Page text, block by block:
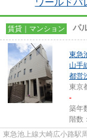
ワールドパ
賃貸｜マンション パ
東急
山手
都営
東京
-
築年
階数
東急池上線大崎広小路駅